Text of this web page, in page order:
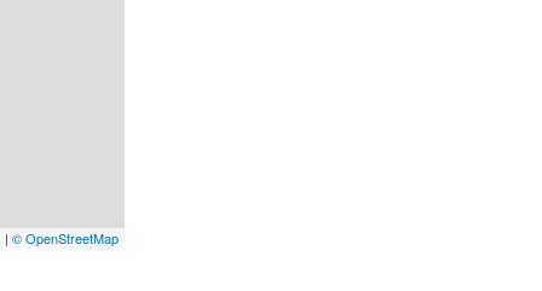
| © OpenStreetMap